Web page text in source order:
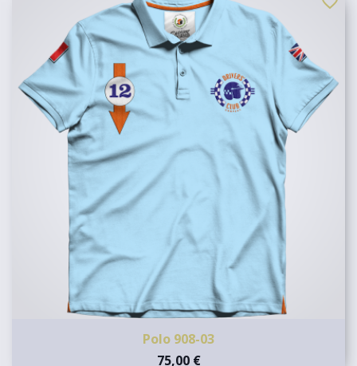
Polo 908-03
75,00 €